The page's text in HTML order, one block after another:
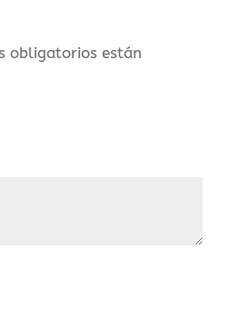
obligatorios están